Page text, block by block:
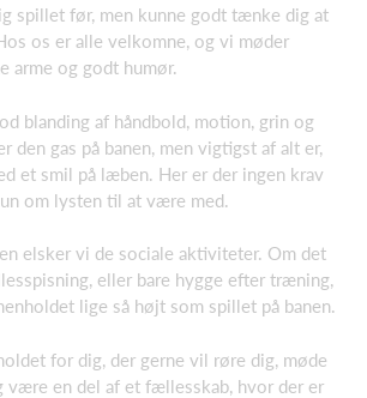
spillet før, men kunne godt tænke dig at
os er alle velkomne, og vi møder
arme og godt humør.
blanding af håndbold, motion, grin og
den gas på banen, men vigtigst af alt er,
et smil på læben. Her er der ingen krav
om lysten til at være med.
elsker vi de sociale aktiviteter. Om det
eller bare hygge efter træning,
lige så højt som spillet på banen.
for dig, der gerne vil røre dig, møde
være en del af et fællesskab, hvor der er